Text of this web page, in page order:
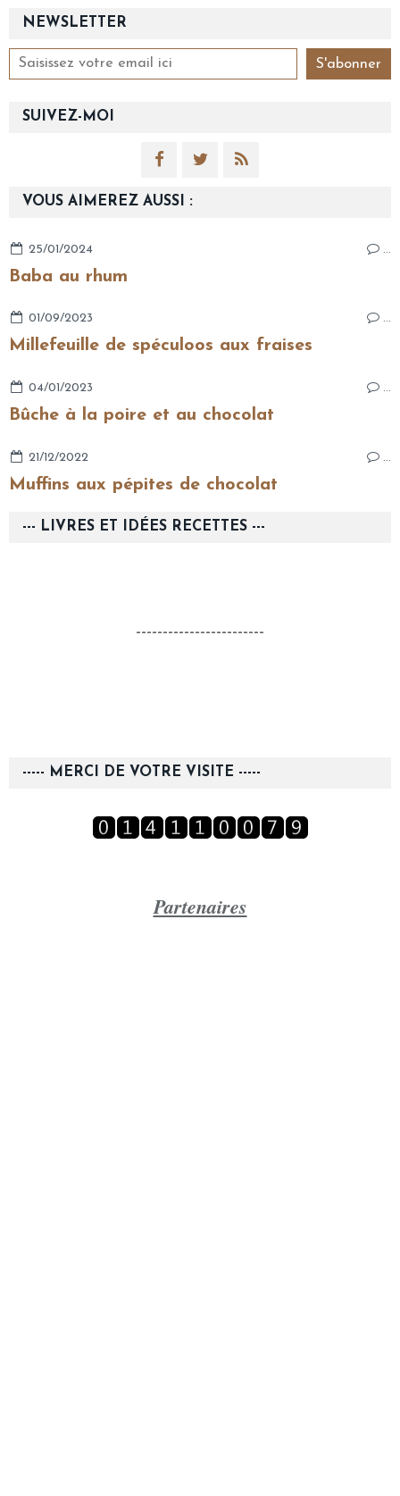
NEWSLETTER
SUIVEZ-MOI
VOUS AIMEREZ AUSSI :
25/01/2024 …
Baba au rhum
01/09/2023 …
Millefeuille de spéculoos aux fraises
04/01/2023 …
Bûche à la poire et au chocolat
21/12/2022 …
Muffins aux pépites de chocolat
--- LIVRES ET IDÉES RECETTES ---
------------------------
----- MERCI DE VOTRE VISITE -----
Partenaires